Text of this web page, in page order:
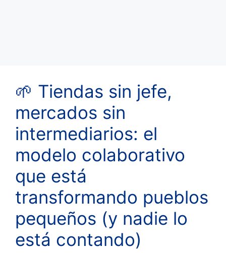
🌱 Tiendas sin jefe,
mercados sin
intermediarios: el
modelo colaborativo
que está
transformando pueblos
pequeños (y nadie lo
está contando)